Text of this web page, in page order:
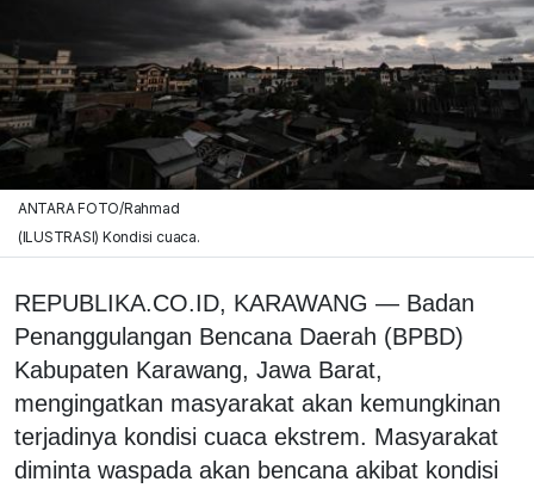
ANTARA FOTO/Rahmad
(ILUSTRASI) Kondisi cuaca.
REPUBLIKA.CO.ID, KARAWANG — Badan
Penanggulangan Bencana Daerah (BPBD)
Kabupaten Karawang, Jawa Barat,
mengingatkan masyarakat akan kemungkinan
terjadinya kondisi cuaca ekstrem. Masyarakat
diminta waspada akan bencana akibat kondisi